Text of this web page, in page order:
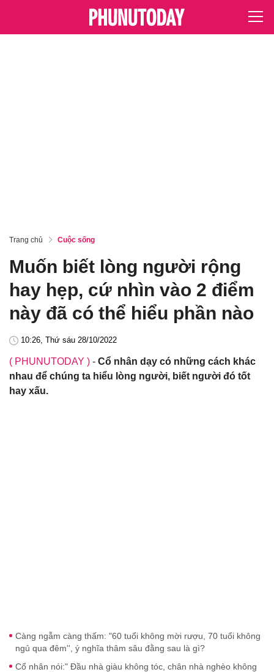
Trang chủ Cuộc sống
Muốn biết lòng người rộng
hay hẹp, cứ nhìn vào 2 điểm
này đã có thể hiểu phần nào
10:26, Thứ sáu 28/10/2022
( PHUNUTODAY ) - Cổ nhân dạy có những cách khác
nhau để chúng ta hiểu lòng người, biết người đó tốt
hay xấu.
Càng ngẫm càng thấm: "60 tuổi không mời rượu, 70 tuổi không
ngủ qua đêm'', ý nghĩa thâm sâu đằng sau là gì?
Cổ nhân nói:" Đầu nhà giàu không tóc, chân nhà nghèo không